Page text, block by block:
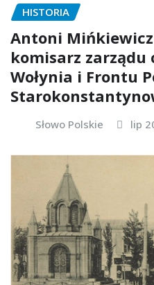
HISTORIA
Antoni
komisarz zarządu
Wołynia i Frontu
Słowo Polskie lip